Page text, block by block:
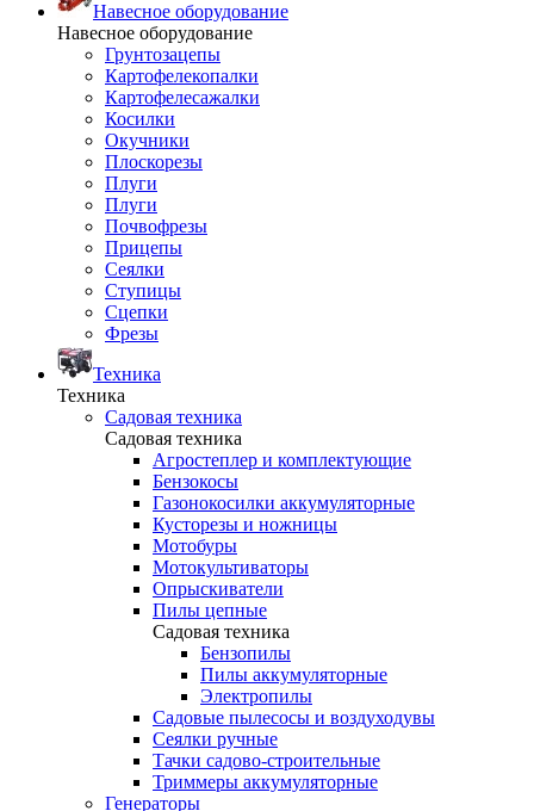
Навесное оборудование
Навесное оборудование
Грунтозацепы
Картофелекопалки
Картофелесажалки
Косилки
Окучники
Плоскорезы
Плуги
Плуги
Почвофрезы
Прицепы
Сеялки
Ступицы
Сцепки
Фрезы
Техника
Техника
Садовая техника
Садовая техника
Агростеплер и комплектующие
Бензокосы
Газонокосилки аккумуляторные
Кусторезы и ножницы
Мотобуры
Мотокультиваторы
Опрыскиватели
Пилы цепные
Садовая техника
Бензопилы
Пилы аккумуляторные
Электропилы
Садовые пылесосы и воздуходувы
Сеялки ручные
Тачки садово-строительные
Триммеры аккумуляторные
Генераторы